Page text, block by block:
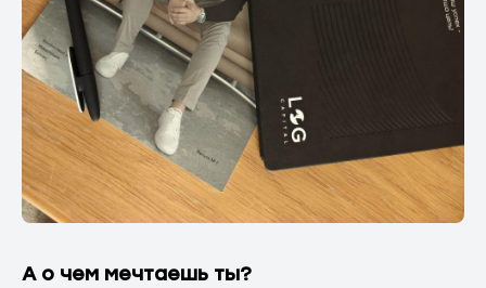
А о чем мечтаешь ты?